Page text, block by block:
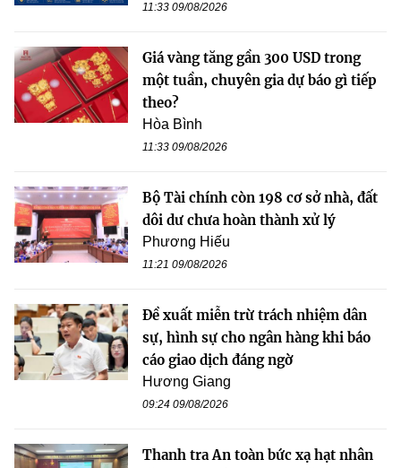
11:33 09/08/2026
Giá vàng tăng gần 300 USD trong
một tuần, chuyên gia dự báo gì tiếp
theo?
Hòa Bình
11:33 09/08/2026
Bộ Tài chính còn 198 cơ sở nhà, đất
dôi dư chưa hoàn thành xử lý
Phương Hiếu
11:21 09/08/2026
Đề xuất miễn trừ trách nhiệm dân
sự, hình sự cho ngân hàng khi báo
cáo giao dịch đáng ngờ
Hương Giang
09:24 09/08/2026
Thanh tra An toàn bức xạ hạt nhân